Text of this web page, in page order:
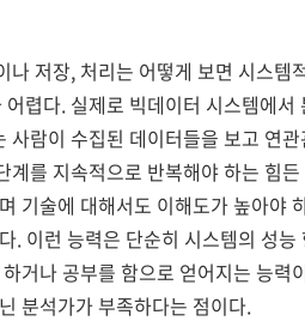
저장, 처리는 어떻게 보면 시스템
렵다. 실제로 빅데이터 시스템에서
람이 수집된 데이터들을 보고 연
를 지속적으로 반복해야 하는 힘
기술에 대해서도 이해도가 높아야
이런 능력은 단순히 시스템의 성
거나 공부를 함으로 얻어지는 능력
분석가가 부족하다는 점이다.